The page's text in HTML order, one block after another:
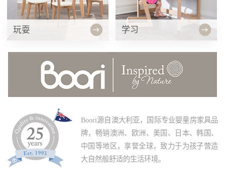
玩耍 学习
Boori源自澳大利亚，国际专业婴童房家具品
牌，畅销澳洲、欧洲、美国、日本、韩国、
中国等地区，享誉全球，致力于为孩子营造
大自然般舒适的生活环境。